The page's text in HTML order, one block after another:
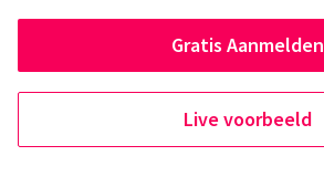
Gratis Aanmelden
Live voorbeeld